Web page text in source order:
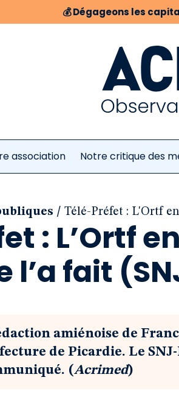
💰Dégageons les
association Notre critique des
/ Télé-Préfet : L'Ortf
: L’Ortf
l’a fait
amiénoise de
de Picardie. Le
(Acrimed)